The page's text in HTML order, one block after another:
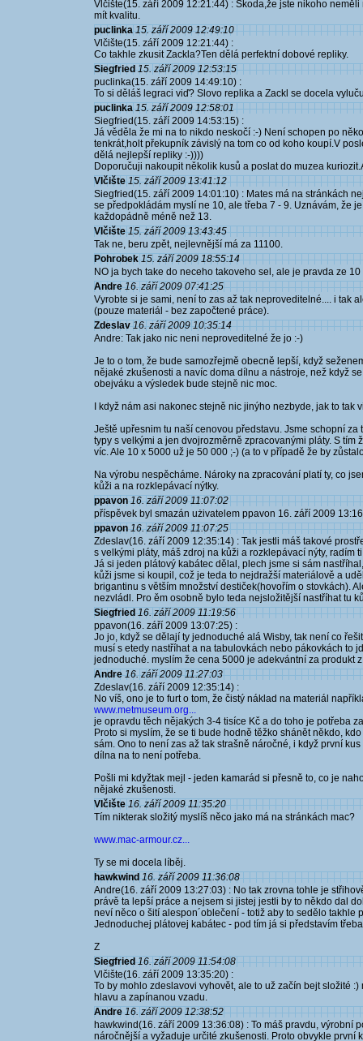
Vlčište(15. září 2009 12:21:44) : Škoda,že jste nikoho
mít kvalitu.
puclinka 15. září 2009 12:49:10
Vlčište(15. září 2009 12:21:44) :
Co takhle zkusit Zackla?Ten dělá perfektní dobové repliky.
Siegfried 15. září 2009 12:53:15
puclinka(15. září 2009 14:49:10) :
To si děláš legraci viď? Slovo replika a Zackl se docela
puclinka 15. září 2009 12:58:01
Siegfried(15. září 2009 14:53:15) :
Já věděla že mi na to nikdo neskočí :-) Není schopen po
tenkrát,holt překupník závislý na tom co od koho koupí.V
dělá nejlepší repliky :-))))
Doporučuji nakoupit několik kusů a poslat do muzea
Vlčište 15. září 2009 13:41:12
Siegfried(15. září 2009 14:01:10) : Mates má na stránkách
se předpokládám myslí ne 10, ale třeba 7 - 9. Uznávám, že
každopádně méně než 13.
Vlčište 15. září 2009 13:43:45
Tak ne, beru zpět, nejlevnější má za 11100.
Pohrobek 15. září 2009 18:55:14
NO ja bych take do neceho takoveho sel, ale je pravda ze
Andre 16. září 2009 07:41:25
Vyrobte si je sami, není to zas až tak neproveditelné.... i tak
(pouze materiál - bez započtené práce).
Zdeslav 16. září 2009 10:35:14
Andre: Tak jako nic neni neproveditelné že jo :-)
Je to o tom, že bude samozřejmě obecně lepší, když
nějaké zkušenosti a navíc doma dílnu a nástroje, než když
obejváku a výsledek bude stejně nic moc.
I když nám asi nakonec stejně nic jinýho nezbyde, jak to tak
Ještě upřesnim tu naší cenovou představu. Jsme schopní
typy s velkými a jen dvojrozměrně zpracovanými pláty. S tím
víc. Ale 10 x 5000 už je 50 000 ;-) (a to v případě že by
Na výrobu nespěcháme. Nároky na zpracování platí ty, co
kůži a na rozklepávací nýtky.
ppavon 16. září 2009 11:07:02
příspěvek byl smazán użivatelem ppavon 16. září 2009
ppavon 16. září 2009 11:07:25
Zdeslav(16. září 2009 12:35:14) : Tak jestli máš takové
s velkými pláty, máš zdroj na kůži a rozklepávací nýty, radím
Já si jeden plátový kabátec dělal, plech jsme si sám
kůži jsme si koupil, což je teda to nejdražší materiálově a
brigantinu s větším množství destiček(hovořím o stovkách).
nezvládl. Pro ěm osobně bylo teda nejsložitější nastříhat tu
Siegfried 16. září 2009 11:19:56
ppavon(16. září 2009 13:07:25) :
Jo jo, když se dělají ty jednoduché alá Wisby, tak není co
musí s etedy nastříhat a na tabulovkách nebo pákovkách to
jednoduché. myslím že cena 5000 je adekvántní za produkt
Andre 16. září 2009 11:27:03
Zdeslav(16. září 2009 12:35:14) :
No víš, ono je to furt o tom, že čistý náklad na materiál
www.metmuseum.org...
je opravdu těch nějakých 3-4 tisíce Kč a do toho je potřeba
Proto si myslím, že se ti bude hodně těžko shánět někdo,
sám. Ono to není zas až tak strašně náročné, i když první
dílna na to není potřeba.
Pošli mi kdyžtak mejl - jeden kamarád si přesně to, co je
nějaké zkušenosti.
Vlčište 16. září 2009 11:35:20
Tím nikterak složitý myslíš něco jako má na stránkách mac?
www.mac-armour.cz...
Ty se mi docela líběj.
hawkwind 16. září 2009 11:36:08
Andre(16. září 2009 13:27:03) : No tak zrovna tohle je
právě ta lepší práce a nejsem si jistej jestli by to někdo dal
neví něco o šití alespon´oblečení - totiž aby to sedělo takhle
Jednoduchej plátovej kabátec - pod tím já si představím
Z
Siegfried 16. září 2009 11:54:08
Vlčište(16. září 2009 13:35:20) :
To by mohlo zdeslavovi vyhovět, ale to už začín bejt složité
hlavu a zapínanou vzadu.
Andre 16. září 2009 12:38:52
hawkwind(16. září 2009 13:36:08) : To máš pravdu, výrobní
náročnější a vyžaduje určité zkušenosti. Proto obvykle první